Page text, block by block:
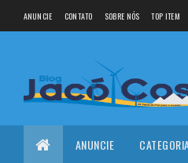
ANUNCIE CONTATO SOBRE NÓS TOP ITEM
ANUNCIE